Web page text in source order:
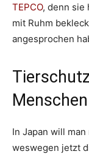
TEPCO, denn sie
mit Ruhm
angesprochen
In Japan will
weswegen jetzt